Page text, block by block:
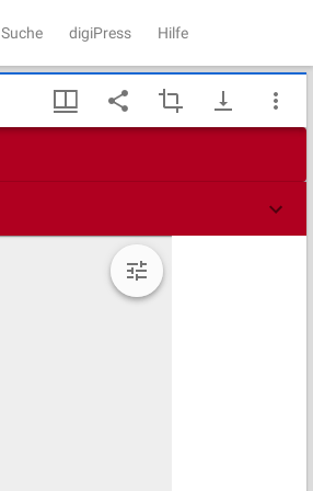
Suche digiPress Hilfe